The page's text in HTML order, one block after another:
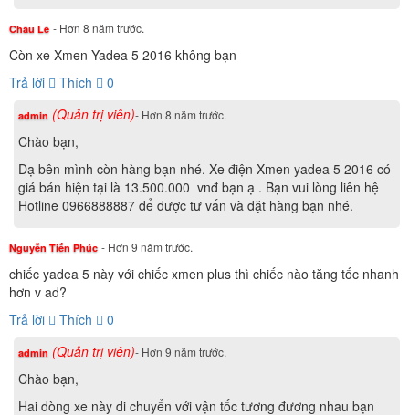
Đuôi xe thiết kế thanh thoát, tạo hiệu ứng động học giúp xe
lướt đi nhanh và êm ái. Chi tiết vuốt nhọn mang hơi hướng
của những chiếc xe môtô phân khối lớn. Yên xe dài và rộng
hệ thống khung thép carbon chịu lực cao.
Châu Lê - Hơn 8 năm trước.
Còn xe Xmen Yadea 5 2016 không bạn
Trả lời
Thích 0
admin (Quản trị viên)- Hơn 8 năm trước.
Chào bạn,
Dạ bên mình còn hàng bạn nhé. Xe điện Xmen yadea 5 2016 có
giá bán hiện tại là 13.500.000 vnđ bạn ạ . Bạn vui lòng liên hệ
Hotline 0966888887 để được tư vấn và đặt hàng bạn nhé.
Nguyễn Tiến Phúc - Hơn 9 năm trước.
chiếc yadea 5 này với chiếc xmen plus thì chiếc nào tăng tốc nhanh
hơn v ad?
Trả lời
Thích 0
admin (Quản trị viên)- Hơn 9 năm trước.
Chào bạn,
Hai dòng xe này di chuyển với vận tốc tương đương nhau bạn